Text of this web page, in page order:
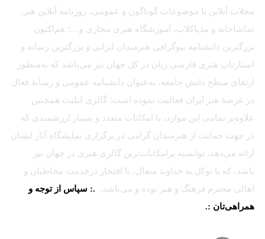
مجلات آنلاین با موضوعات گوناگون و عمومی، روزنامه آنلاین هنر،
تماشاخانه و مدیاکلاب، آموزشگاه هنری مجازی و…؛ هم‌اکنون
بزرگترین دانشنامه بیوگرافی هنرمندان ایرانی و بزرگترین رسانه و
استارتاپ هنری فارسی زبان در کل جهان نیز می‌باشد که به‌منظور
ارتقای سطح دانش جامعه، به‌عنوان دانشنامه عمومی و رسانهٔ فعال
در عرصهٔ هنر ایران فعالیت نموده است؛ گالری لیلیت همچنین
علاوه‌بر تمامی این موارد، با امکانات متعدد و بسیار ارزشمندی که
در جهت حمایت از هنرمندان گرامی در برگزاری نمایشگاه آثار ایشان
ارائه می‌دهد، توانسته پرامکانات‌ترین گالری هنری در جهان نیز
باشد، که با توکل به خداوند متعال، با افتخار درخدمت مخاطبان و
اهالی محترم فرهنگ و هنر بوده و می‌باشد. .: سپاس از توجه و
همراهی‌تان :.